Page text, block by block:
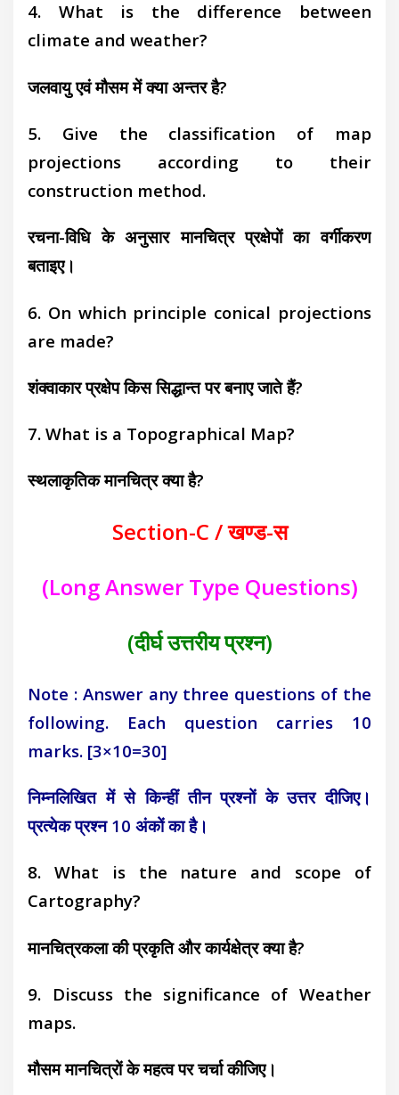
4. What is the difference between
climate and weather?
जलवायु एवं मौसम में क्या अन्तर है?
5. Give the classification of map
projections according to their
construction method.
रचना-विधि के अनुसार मानचित्र प्रक्षेपों का वर्गीकरण
बताइए।
6. On which principle conical projections
are made?
शंक्वाकार प्रक्षेप किस सिद्धान्त पर बनाए जाते हैं?
7. What is a Topographical Map?
स्थलाकृतिक मानचित्र क्या है?
Section-C / खण्ड-स
(Long Answer Type Questions)
(दीर्घ उत्तरीय प्रश्न)
Note : Answer any three questions of the
following. Each question carries 10
marks. [3×10=30]
निम्नलिखित में से किन्हीं तीन प्रश्नों के उत्तर दीजिए।
प्रत्येकप्रश्न 10 अंकों का है।
8. What is the nature and scope of
Cartography?
मानचित्रकला की प्रकृति और कार्यक्षेत्र क्या है?
9. Discuss the significance of Weather
maps.
मौसम मानचित्रों के महत्व पर चर्चा कीजिए।